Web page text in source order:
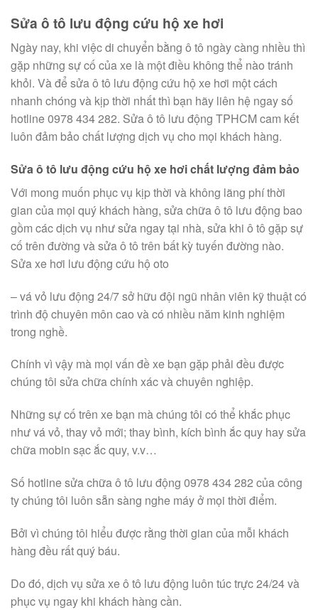
Sửa ô tô lưu động cứu hộ xe hơi
Ngày nay, khi việc di chuyển bằng ô tô ngày càng nhiều thì
gặp những sự cố của xe là một điều không thể nào tránh
khỏi. Và để sửa ô tô lưu động cứu hộ xe hơi một cách
nhanh chóng và kịp thời nhất thì bạn hãy liên hệ ngay số
hotline 0978 434 282. Sửa ô tô lưu động TPHCM cam kết
luôn đảm bảo chất lượng dịch vụ cho mọi khách hàng.
Sửa ô tô lưu động cứu hộ xe hơi chất lượng đảm bảo
Với mong muốn phục vụ kịp thời và không lãng phí thời
gian của mọi quý khách hàng, sửa chữa ô tô lưu động bao
gồm các dịch vụ như sửa ngay tại nhà, sửa khi ô tô gặp sự
cố trên đường và sửa ô tô trên bất kỳ tuyến đường nào.
Sửa xe hơi lưu động cứu hộ oto
– vá vỏ lưu động 24/7 sở hữu đội ngũ nhân viên kỹ thuật có
trình độ chuyên môn cao và có nhiều năm kinh nghiệm
trong nghề.
Chính vì vậy mà mọi vấn đề xe bạn gặp phải đều được
chúng tôi sửa chữa chính xác và chuyên nghiệp.
Những sự cố trên xe bạn mà chúng tôi có thể khắc phục
như vá vỏ, thay vỏ mới; thay bình, kích bình ắc quy hay sửa
chữa mobin sạc ắc quy, v.v…
Số hotline sửa chữa ô tô lưu động 0978 434 282 của công
ty chúng tôi luôn sẵn sàng nghe máy ở mọi thời điểm.
Bởi vì chúng tôi hiểu được rằng thời gian của mỗi khách
hàng đều rất quý báu.
Do đó, dịch vụ sửa xe ô tô lưu động luôn túc trực 24/24 và
phục vụ ngay khi khách hàng cần.